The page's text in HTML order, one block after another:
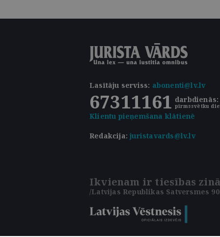
Lasītāju serviss: abonenti@lv.lv
67311161 darbdienās:
pirmssvētku
Klientu pieņemšana klātienē
Redakcija:juristavards@lv.lv
Ikvienam ir tiesības
/Latvijas Republikas Satversmes